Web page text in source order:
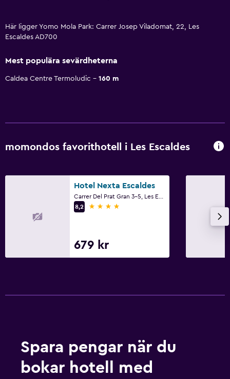
Här ligger Yomo Mola Park: Carrer Josep Viladomat, 22, Les
Escaldes AD700
Mest populära sevärdheterna
Caldea Centre Termoludic 160 m
momondos favorithotell i Les Escaldes
Hotel Nexta Escaldes
8,2
4 stjärnor
679 kr
Spara pengar när du
bokar hotell med